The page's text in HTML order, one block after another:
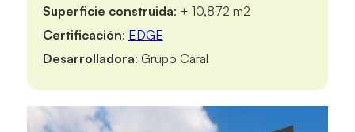
Superficie construida: + 10,872 m2
Certificación: EDGE
Desarrolladora: Grupo Caral